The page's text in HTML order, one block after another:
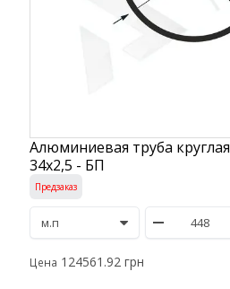
Алюминиевая труба круглая
34х2,5 - БП
Предзаказ
Цена 124561.92 грн